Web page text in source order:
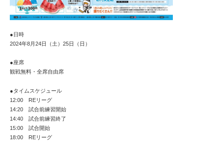
●日時
2024年8月24日（土）25日（日）
●座席
観戦無料・全席自由席
●タイムスケジュール
12:00 REリーグ
14:20 試合前練習開始
14:40 試合前練習終了
15:00 試合開始
18:00 REリーグ